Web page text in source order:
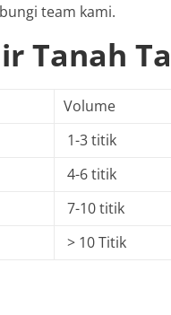
team kami.
Tanah
Volume
1-3 titik
4-6 titik
7-10 titik
> 10 Titik